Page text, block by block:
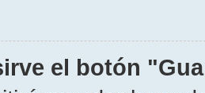
el botón